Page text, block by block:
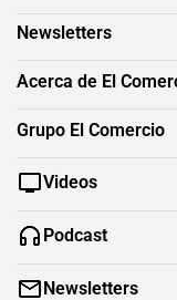
Newsletters
Acerca de El
Grupo El Comercio
Videos
Podcast
Newsletters